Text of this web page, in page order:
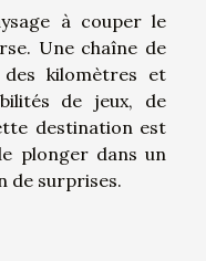
à couper le
Une chaîne de
des kilomètres et
de jeux, de
destination est
plonger dans un
de surprises.